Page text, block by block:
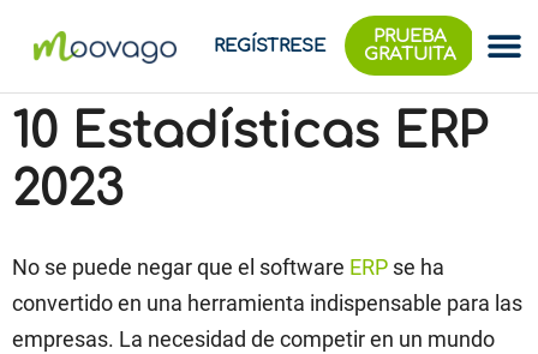
REGÍSTRESE
PRUEBA
GRATUITA
10 Estadísticas ERP
2023
No se puede negar que el software ERP se ha
convertido en una herramienta indispensable para las
empresas. La necesidad de competir en un mundo